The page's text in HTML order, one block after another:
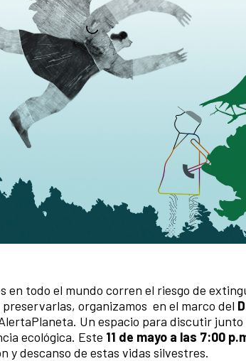
en todo el mundo corren el riesgo de
organizamos en el marco del
Un espacio para discutir junto
ecológica. Este 11 de mayo a las 7:00
y descanso de estas vidas silvestres.